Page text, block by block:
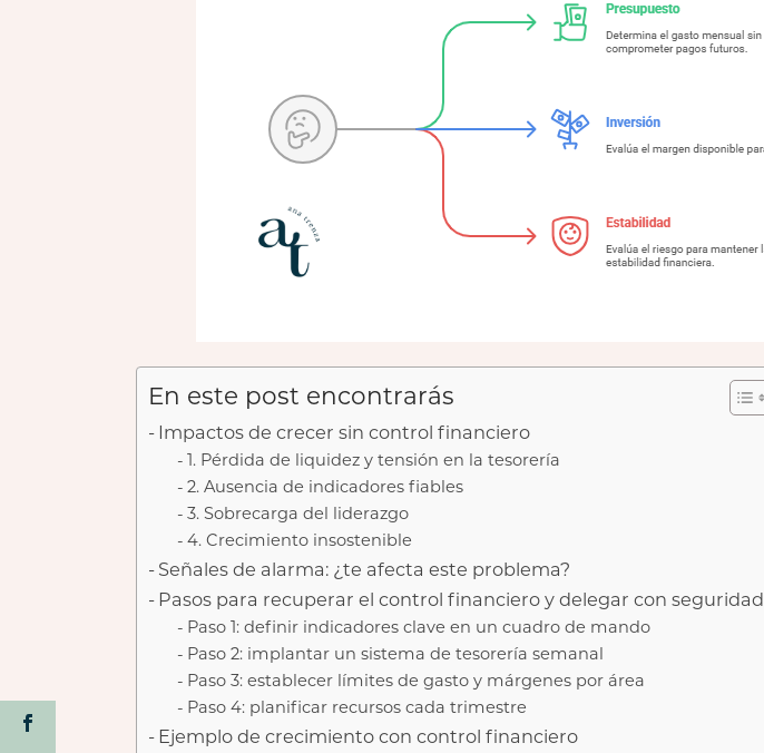
En este post encontrarás
Impactos de crecer sin control financiero
1. Pérdida de liquidez y tensión en la tesorería
2. Ausencia de indicadores fiables
3. Sobrecarga del liderazgo
4. Crecimiento insostenible
Señales de alarma: ¿te afecta este problema?
Pasos para recuperar el control financiero y delegar con seguridad
Paso 1: definir indicadores clave en un cuadro de mando
Paso 2: implantar un sistema de tesorería semanal
Paso 3: establecer límites de gasto y márgenes por área
Paso 4: planificar recursos cada trimestre
Ejemplo de crecimiento con control financiero